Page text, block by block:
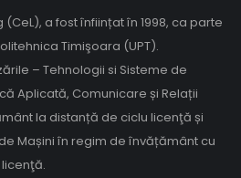
(CeL), a fost înființat în 1998, ca parte
Timişoara (UPT).
– Tehnologii si Sisteme de
Aplicată, Comunicare și Relații
la distanță de ciclu licenţă și
Mașini în regim de învățământ cu